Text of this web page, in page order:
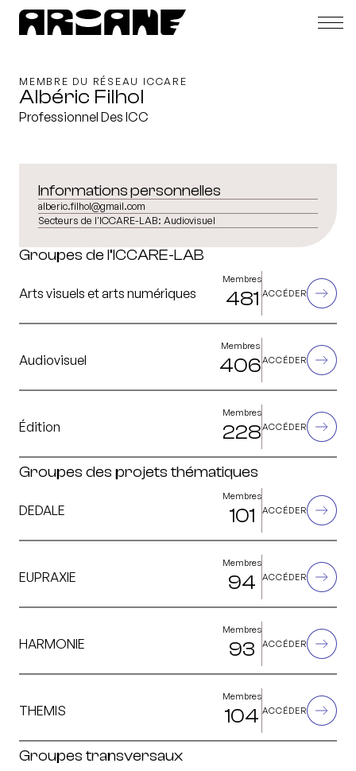
MEMBRE DU RÉSEAU ICCARE
Albéric Filhol
Professionnel Des ICC
Informations personnelles
alberic.filhol@gmail.com
Secteurs de l'ICCARE-LAB: Audiovisuel
Groupes de l’ICCARE-LAB
Arts visuels et arts numériques
Membres
481 ACCÉDER
Audiovisuel
Membres
406ACCÉDER
Édition
Membres
228ACCÉDER
Groupes des projets thématiques
DEDALE
Membres
101 ACCÉDER
EUPRAXIE
Membres
94 ACCÉDER
HARMONIE
Membres
93 ACCÉDER
THEMIS
Membres
104 ACCÉDER
Groupes transversaux